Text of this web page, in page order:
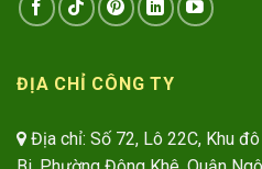
ĐỊA CHỈ CÔNG TY
Địa chỉ: Số 72, Lô 22C, Khu